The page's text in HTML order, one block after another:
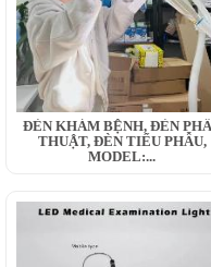
ĐÈN KHÁM BỆNH, ĐÈN
THUẬT, ĐÈN TIỂU PHẪU,
MODEL:...